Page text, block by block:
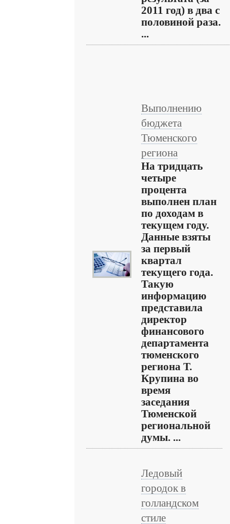
2011 год) в два с
половиной раза.
...
Выполнению
бюджета
Тюменского
региона
На тридцать
четыре
процента
выполнен план
по доходам в
текущем году.
Данные взяты
за первый
квартал
текущего года.
Такую
информацию
представила
директор
финансового
департамента
тюменского
региона Т.
Крупина во
время
заседания
Тюменской
региональной
думы. ...
Ледовый
городок в
голландском
стиле